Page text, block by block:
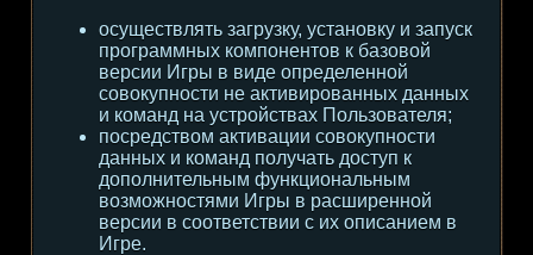
осуществлять загрузку, установку и запуск
программных компонентов к базовой
версии Игры в виде определенной
совокупности не активированных данных
и команд на устройствах Пользователя;
посредством активации совокупности
данных и команд получать доступ к
дополнительным функциональным
возможностями Игры в расширенной
версии в соответствии с их описанием в
Игре.